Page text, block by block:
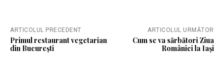
ARTICOLUL PRECEDENT
Primul restaurant vegetarian
din București
ARTICOLUL URMĂTOR
Cum se va sărbători Ziua
României la Iași